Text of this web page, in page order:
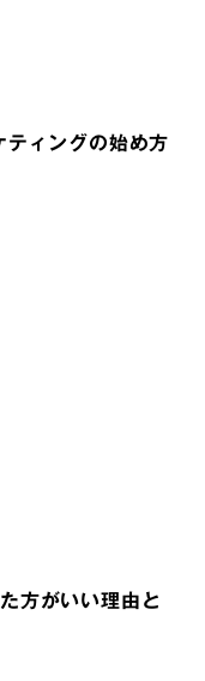
ィングの始め方
方がいい理由と